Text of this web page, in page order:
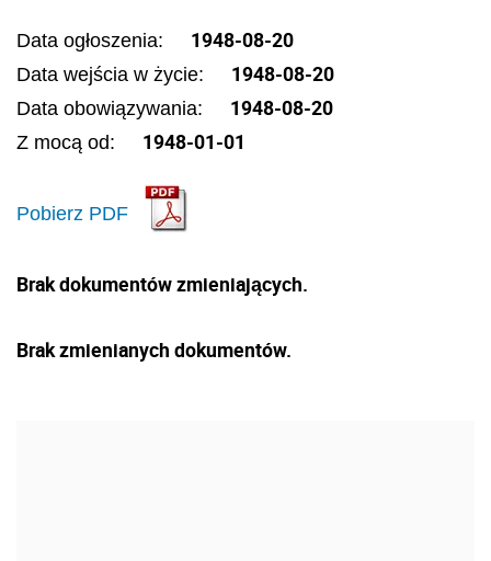
Data ogłoszenia: 1948-08-20
Data wejścia w życie: 1948-08-20
Data obowiązywania: 1948-08-20
Z mocą od: 1948-01-01
Pobierz PDF
Brak dokumentów zmieniających.
Brak zmienianych dokumentów.